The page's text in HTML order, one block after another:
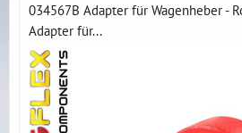
034567B Adapter für Wagenheber -
Adapter für...